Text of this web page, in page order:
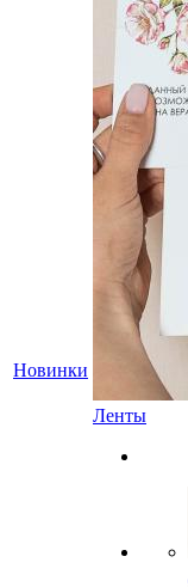
Новинки
Ленты